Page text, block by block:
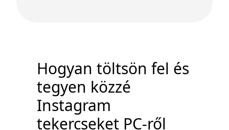
Hogyan töltsön fel és
tegyen közzé
Instagram
tekercseket PC-ről